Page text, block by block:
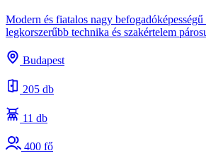
Modern és fiatalos nagy befogadóképességű
legkorszerűbb technika és szakértelem
Budapest
205 db
11 db
400 fő